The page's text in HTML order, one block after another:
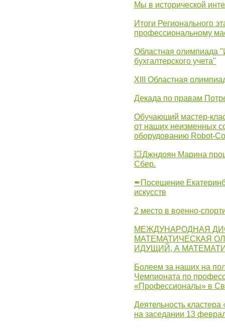
Мы в исторической
Итоги Регионального
профессиональному
Областная олимпиада
бухгалтерского учета"
XIII Областная
Декада по правам
Обучающий мастер-
от наших неизменных
оборудованию Robot-
💥Джндоян Марина
Сбер.
✒Посещение
искусств
2 место в военно-
МЕЖДУНАРОДНАЯ
МАТЕМАТИЧЕСКАЯ
ИДУЩИЙ, А
Болеем за наших на
Чемпионата по
«Профессионалы» в
Деятельность
на заседании 13